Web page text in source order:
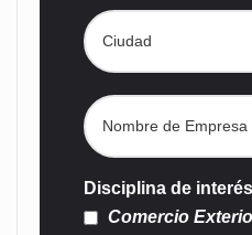
Disciplina de interés
Comercio